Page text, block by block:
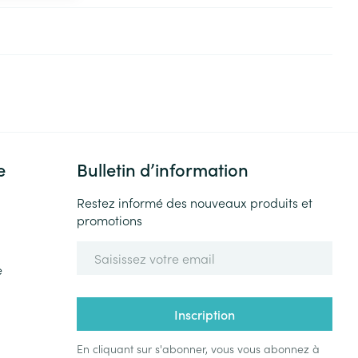
Bulletin d’information
Restez informé des nouveaux produits et
promotions
Inscription
En cliquant sur s'abonner, vous vous abonnez à